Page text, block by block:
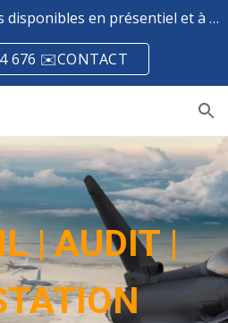
Bonjour 😀 nous sommes disponibles en présentiel et à distance (Teams) 🗓️ 7 j / 7 de 🕕 7h à 23 h
676 ✉️CONTACT
| AUDIT |